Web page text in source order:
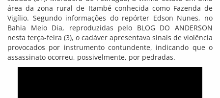
área da zona rural de Itambé conhecida como Fazenda de
Vigílio. Segundo informações do repórter Edson Nunes, no
Bahia Meio Dia, reproduzidas pelo BLOG DO ANDERSON
nesta terça-feira (3), o cadáver apresentava sinais de violência
provocados por instrumento contundente, indicando que o
assassinato ocorreu, possivelmente, por pedradas.